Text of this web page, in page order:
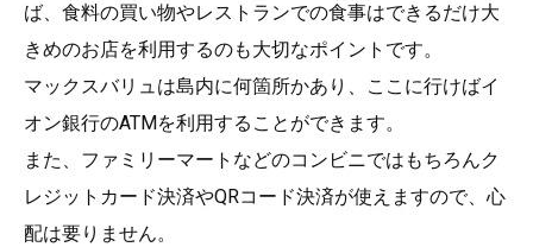
ば、食料の買い物やレストランでの食事はできるだけ大
きめのお店を利用するのも大切なポイントです。
マックスバリュは島内に何箇所かあり、ここに行けばイ
オン銀行のATMを利用することができます。
また、ファミリーマートなどのコンビニではもちろんク
レジットカード決済やQRコード決済が使えますので、心
配は要りません。